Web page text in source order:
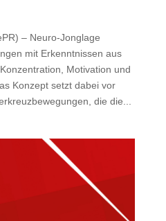
– Neuro-Jonglage
mit Erkenntnissen aus
Motivation und
Konzept setzt dabei vor
die die...